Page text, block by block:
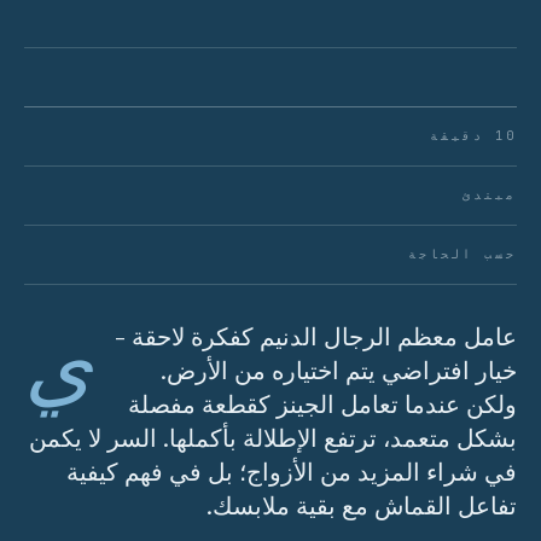
10 دقيقة
مبتدئ
حسب الحاجة
ي
عامل معظم الرجال الدنيم كفكرة لاحقة -
خيار افتراضي يتم اختياره من الأرض.
ولكن عندما تعامل الجينز كقطعة مفصلة
بشكل متعمد، ترتفع الإطلالة بأكملها. السر لا يكمن
في شراء المزيد من الأزواج؛ بل في فهم كيفية
تفاعل القماش مع بقية ملابسك.